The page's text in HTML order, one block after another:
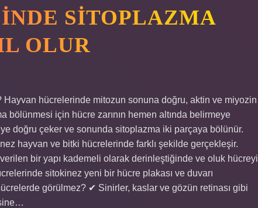
SITOPLAZMA
OLUR
hücrelerinde mitozun sonuna doğru, aktin ve miyozin
bölünmesi için hücre zarının hemen altında belirmeye
doğru çeker ve sonunda sitoplazma iki parçaya bölünür.
hayvan ve bitki hücrelerinde farklı şekilde gerçekleşir.
bir yapı kademeli olarak derinleştiğinde ve oluk hücreyi
sitokinez yeni bir hücre plakası ve duvarı
görülmez? ✔ Sinirler, kaslar ve gözün retinası gibi